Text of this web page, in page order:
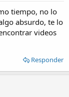
tiempo, no lo
absurdo, te lo
videos
Responder